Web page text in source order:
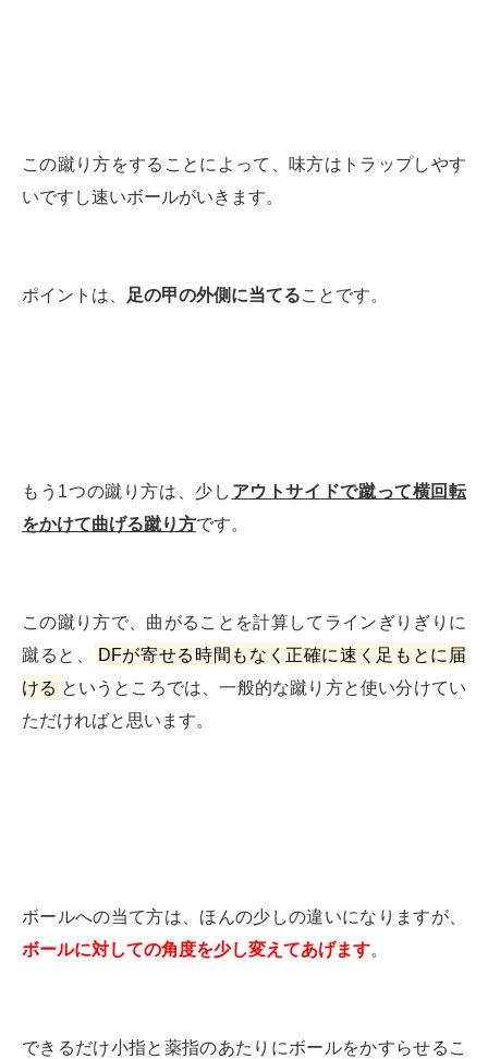
この蹴り方をすることによって、味方はトラップしやす
いですし速いボールがいきます。
ポイントは、 足の甲の外側に当てることです。
もう1つの蹴り方は、少し アウトサイドで蹴って横回転
をかけて曲げる蹴り方です。
この蹴り方で、曲がることを計算してラインぎりぎりに
蹴ると、
DFが寄せる時間もなく正確に速く足もとに届
ける というところでは、一般的な蹴り方と使い分けてい
ただければと思います。
ボールへの当て方は、ほんの少しの違いになりますが、
ボールに対しての角度を少し変えてあげます。
できるだけ小指と薬指のあたりにボールをかすらせるこ